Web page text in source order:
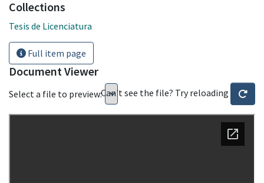
Collections
Tesis de Licenciatura
Full item page
Document Viewer
Select a file to preview:Can't see the file? Try reloading